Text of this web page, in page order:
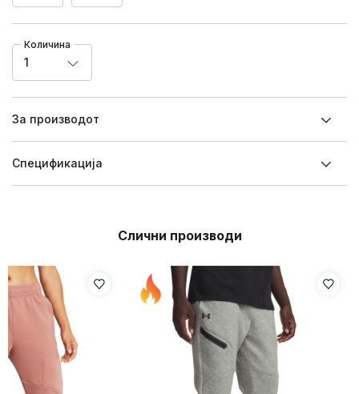
Количина
1
За производот
Спецификацијa
Слични производи